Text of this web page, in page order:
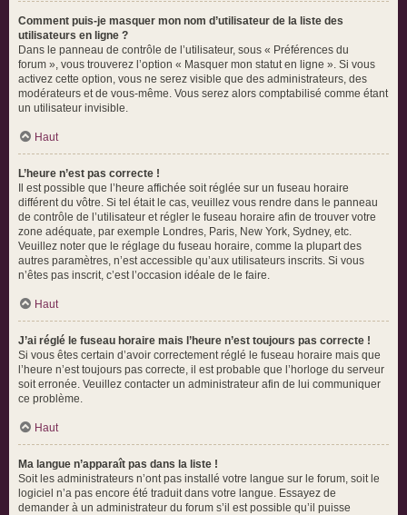
Comment puis-je masquer mon nom d’utilisateur de la liste des
utilisateurs en ligne ?
Dans le panneau de contrôle de l’utilisateur, sous « Préférences du
forum », vous trouverez l’option « Masquer mon statut en ligne ». Si vous
activez cette option, vous ne serez visible que des administrateurs, des
modérateurs et de vous-même. Vous serez alors comptabilisé comme étant
un utilisateur invisible.
Haut
L’heure n’est pas correcte !
Il est possible que l’heure affichée soit réglée sur un fuseau horaire
différent du vôtre. Si tel était le cas, veuillez vous rendre dans le panneau
de contrôle de l’utilisateur et régler le fuseau horaire afin de trouver votre
zone adéquate, par exemple Londres, Paris, New York, Sydney, etc.
Veuillez noter que le réglage du fuseau horaire, comme la plupart des
autres paramètres, n’est accessible qu’aux utilisateurs inscrits. Si vous
n’êtes pas inscrit, c’est l’occasion idéale de le faire.
Haut
J’ai réglé le fuseau horaire mais l’heure n’est toujours pas correcte !
Si vous êtes certain d’avoir correctement réglé le fuseau horaire mais que
l’heure n’est toujours pas correcte, il est probable que l’horloge du serveur
soit erronée. Veuillez contacter un administrateur afin de lui communiquer
ce problème.
Haut
Ma langue n’apparaît pas dans la liste !
Soit les administrateurs n’ont pas installé votre langue sur le forum, soit le
logiciel n’a pas encore été traduit dans votre langue. Essayez de
demander à un administrateur du forum s’il est possible qu’il puisse